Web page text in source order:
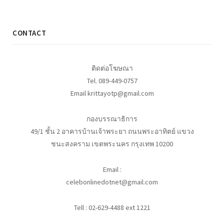
CONTACT
ติดต่อโฆษณา
Tel. 089-449-0757
Email krittayotp@gmail.com
กองบรรณาธิการ
49/1 ชั้น 2 อาคารบ้านเจ้าพระยา ถนนพระอาทิตย์ แขวง
ชนะสงคราม เขตพระนคร กรุงเทพ 10200
Email :
celebonlinedotnet@gmail.com
Tell : 02-629-4488 ext 1221